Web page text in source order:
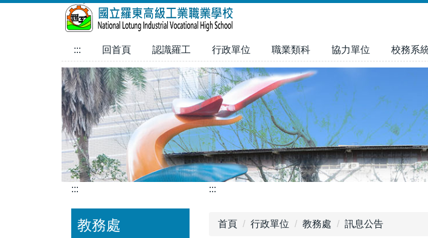
::: 回首頁 認識羅工 行政單位 職業類科 協力單位 校務系
:::
教務處
:::
首頁 行政單位 教務處 訊息公告